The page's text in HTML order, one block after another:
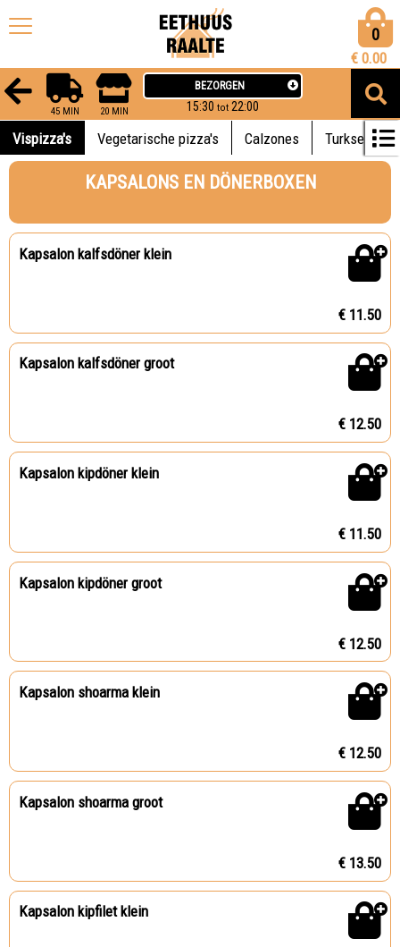
0
€ 0.00
45 MIN 20 MIN
BEZORGEN
15:30 tot 22:00
Vispizza's Vegetarische pizza's Calzones Turkse
KAPSALONS EN DÖNERBOXEN
Kapsalon kalfsdöner klein
€ 11.50
Kapsalon kalfsdöner groot
€ 12.50
Kapsalon kipdöner klein
€ 11.50
Kapsalon kipdöner groot
€ 12.50
Kapsalon shoarma klein
€ 12.50
Kapsalon shoarma groot
€ 13.50
Kapsalon kipfilet klein